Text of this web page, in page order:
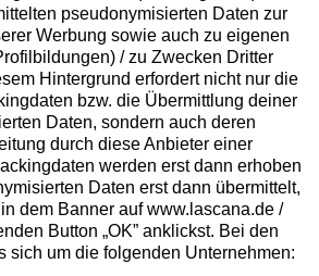
pseudonymisierten Daten zur
Werbung sowie auch zu eigenen
/ zu Zwecken Dritter
Hintergrund erfordert nicht nur die
bzw. die Übermittlung deiner
Daten, sondern auch deren
durch diese Anbieter einer
werden erst dann erhoben
Daten erst dann übermittelt,
dem Banner auf www.lascana.de /
Button „OK” anklickst. Bei den
sich um die folgenden Unternehmen: